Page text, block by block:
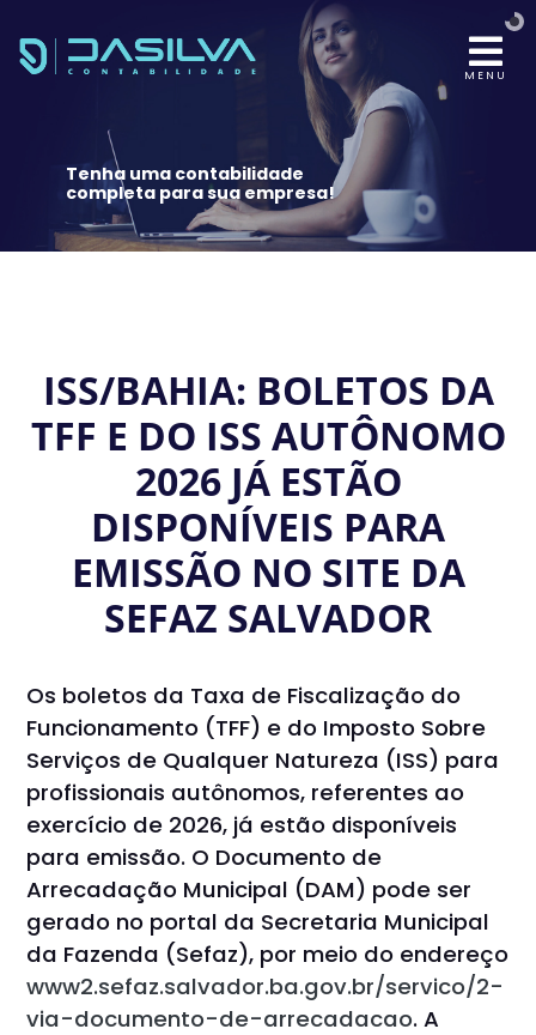
MENU
Tenha uma contabilidade
completa para sua empresa!
ISS/BAHIA: BOLETOS DA
TFF E DO ISS AUTÔNOMO
2026 JÁ ESTÃO
DISPONÍVEIS PARA
EMISSÃO NO SITE DA
SEFAZ SALVADOR
Os boletos da Taxa de Fiscalização do
Funcionamento (TFF) e do Imposto Sobre
Serviços de Qualquer Natureza (ISS) para
profissionais autônomos, referentes ao
exercício de 2026, já estão disponíveis
para emissão. O Documento de
Arrecadação Municipal (DAM) pode ser
gerado no portal da Secretaria Municipal
da Fazenda (Sefaz), por meio do endereço
www2.sefaz.salvador.ba.gov.br/servico/2-
via-documento-de-arrecadacao. A